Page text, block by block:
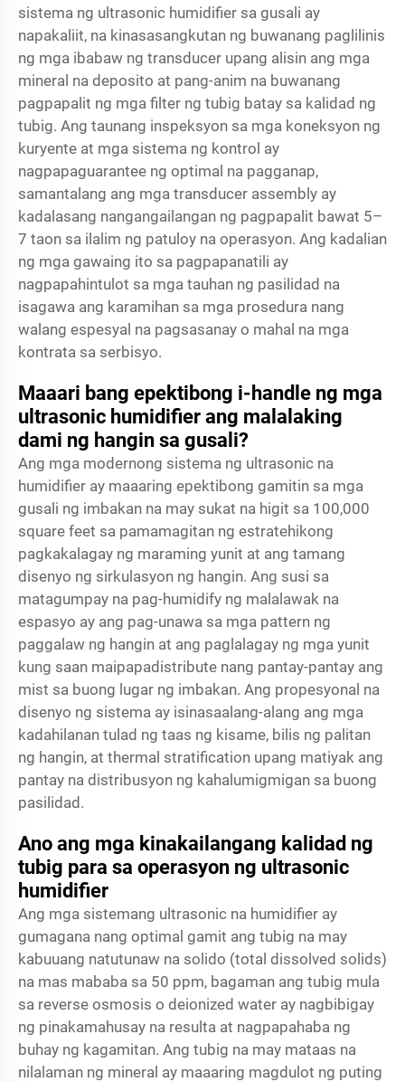
sistema ng ultrasonic humidifier sa gusali ay
napakaliit, na kinasasangkutan ng buwanang paglilinis
ng mga ibabaw ng transducer upang alisin ang mga
mineral na deposito at pang-anim na buwanang
pagpapalit ng mga filter ng tubig batay sa kalidad ng
tubig. Ang taunang inspeksyon sa mga koneksyon ng
kuryente at mga sistema ng kontrol ay
nagpapaguarantee ng optimal na pagganap,
samantalang ang mga transducer assembly ay
kadalasang nangangailangan ng pagpapalit bawat 5–
7 taon sa ilalim ng patuloy na operasyon. Ang kadalian
ng mga gawaing ito sa pagpapanatili ay
nagpapahintulot sa mga tauhan ng pasilidad na
isagawa ang karamihan sa mga prosedura nang
walang espesyal na pagsasanay o mahal na mga
kontrata sa serbisyo.
Maaari bang epektibong i-handle ng mga
ultrasonic humidifier ang malalaking
dami ng hangin sa gusali?
Ang mga modernong sistema ng ultrasonic na
humidifier ay maaaring epektibong gamitin sa mga
gusali ng imbakan na may sukat na higit sa 100,000
square feet sa pamamagitan ng estratehikong
pagkakalagay ng maraming yunit at ang tamang
disenyo ng sirkulasyon ng hangin. Ang susi sa
matagumpay na pag-humidify ng malalawak na
espasyo ay ang pag-unawa sa mga pattern ng
paggalaw ng hangin at ang paglalagay ng mga yunit
kung saan maipapadistribute nang pantay-pantay ang
mist sa buong lugar ng imbakan. Ang propesyonal na
disenyo ng sistema ay isinasaalang-alang ang mga
kadahilanan tulad ng taas ng kisame, bilis ng palitan
ng hangin, at thermal stratification upang matiyak ang
pantay na distribusyon ng kahalumigmigan sa buong
pasilidad.
Ano ang mga kinakailangang kalidad ng
tubig para sa operasyon ng ultrasonic
humidifier
Ang mga sistemang ultrasonic na humidifier ay
gumagana nang optimal gamit ang tubig na may
kabuuang natutunaw na solido (total dissolved solids)
na mas mababa sa 50 ppm, bagaman ang tubig mula
sa reverse osmosis o deionized water ay nagbibigay
ng pinakamahusay na resulta at nagpapahaba ng
buhay ng kagamitan. Ang tubig na may mataas na
nilalaman ng mineral ay maaaring magdulot ng puting